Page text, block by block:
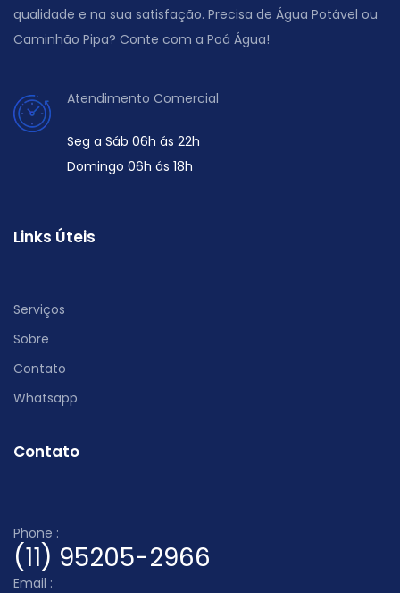
qualidade e na sua satisfação. Precisa de Água Potável ou
Caminhão Pipa? Conte com a Poá Água!
Atendimento Comercial
Seg a Sáb 06h ás 22h
Domingo 06h ás 18h
Links Úteis
Serviços
Sobre
Contato
Whatsapp
Contato
Phone :
(11) 95205-2966
Email :